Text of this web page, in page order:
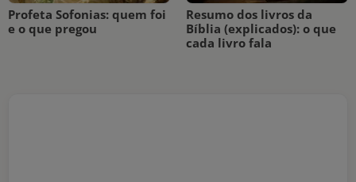
Profeta Sofonias: quem foi
e o que pregou
Resumo dos livros da
Bíblia (explicados): o que
cada livro fala